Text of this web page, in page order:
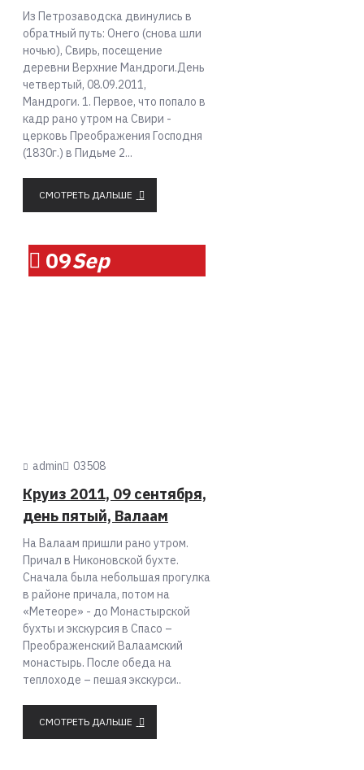
Из Петрозаводска двинулись в
обратный путь: Онего (снова шли
ночью), Свирь, посещение
деревни Верхние Мандроги.День
четвертый, 08.09.2011,
Мандроги. 1. Первое, что попало в
кадр рано утром на Свири -
церковь Преображения Господня
(1830г.) в Пидьме 2...
СМОТРЕТЬ ДАЛЬШЕ
09Sep
admin 03508
Круиз 2011, 09 сентября,
день пятый, Валаам
На Валаам пришли рано утром.
Причал в Никоновской бухте.
Сначала была небольшая прогулка
в районе причала, потом на
«Метеоре» - до Монастырской
бухты и экскурсия в Спасо –
Преображенский Валаамский
монастырь. После обеда на
теплоходе – пешая экскурси..
СМОТРЕТЬ ДАЛЬШЕ